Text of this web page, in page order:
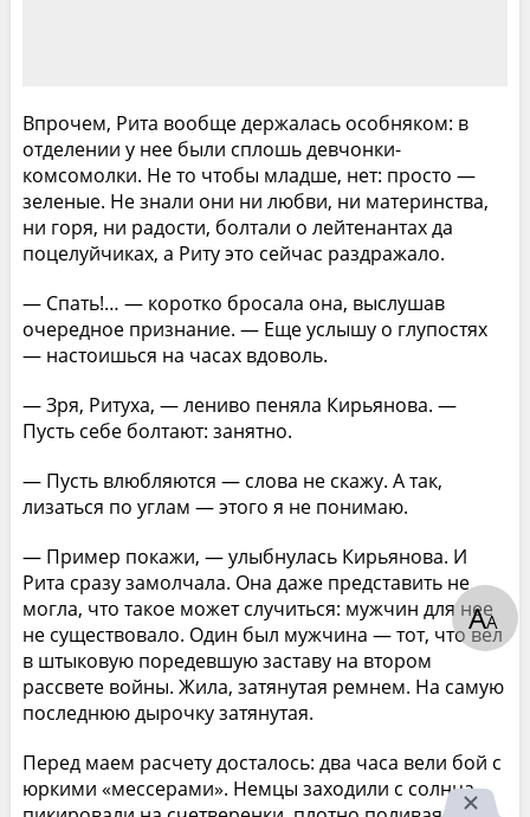
Впрочем, Рита вообще держалась особняком: в
отделении у нее были сплошь девчонки-
комсомолки. Не то чтобы младше, нет: просто —
зеленые. Не знали они ни любви, ни материнства,
ни горя, ни радости, болтали о лейтенантах да
поцелуйчиках, а Риту это сейчас раздражало.
— Спать!… — коротко бросала она, выслушав
очередное признание. — Еще услышу о глупостях
— настоишься на часах вдоволь.
— Зря, Ритуха, — лениво пеняла Кирьянова. —
Пусть себе болтают: занятно.
— Пусть влюбляются — слова не скажу. А так,
лизаться по углам — этого я не понимаю.
— Пример покажи, — улыбнулась Кирьянова. И
Рита сразу замолчала. Она даже представить не
могла, что такое может случиться: мужчин для нее
не существовало. Один был мужчина — тот, что вел
в штыковую поредевшую заставу на втором
рассвете войны. Жила, затянутая ремнем. На самую
последнюю дырочку затянутая.
Перед маем расчету досталось: два часа вели бой с
юркими «мессерами». Немцы заходили с солнца,
АА